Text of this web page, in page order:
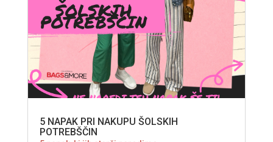
5 NAPAK PRI NAKUPU ŠOLSKIH
POTREBŠČIN